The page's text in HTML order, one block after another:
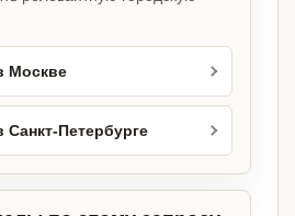
Москве
Петербурге